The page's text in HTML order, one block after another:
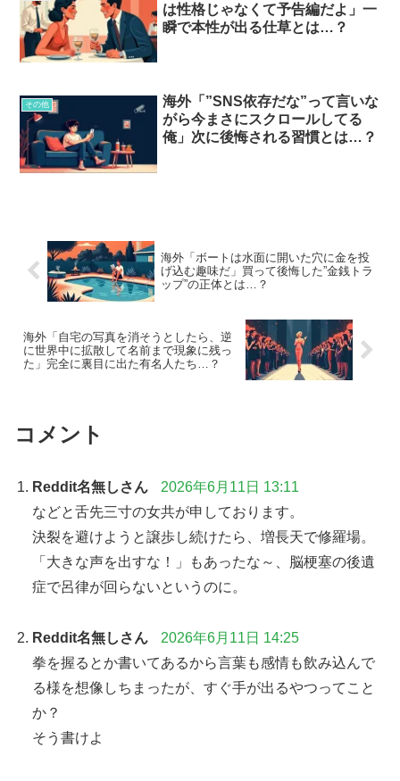
は性格じゃなくて予告編だよ」一
瞬で本性が出る仕草とは…？
その他
海外「”SNS依存だな”って言いな
がら今まさにスクロールしてる
俺」次に後悔される習慣とは…？
海外「ボートは水面に開いた穴に金を投
げ込む趣味だ」買って後悔した”金銭トラ
ップ”の正体とは…？
海外「自宅の写真を消そうとしたら、逆
に世界中に拡散して名前まで現象に残っ
た」完全に裏目に出た有名人たち…？
コメント
Reddit名無しさん
2026年6月11日 13:11
などと舌先三寸の女共が申しております。
決裂を避けようと譲歩し続けたら、増長天で修羅場。
「大きな声を出すな！」もあったな～、脳梗塞の後遺
症で呂律が回らないというのに。
Reddit名無しさん
2026年6月11日 14:25
拳を握るとか書いてあるから言葉も感情も飲み込んで
る様を想像しちまったが、すぐ手が出るやつってこと
か？
そう書けよ